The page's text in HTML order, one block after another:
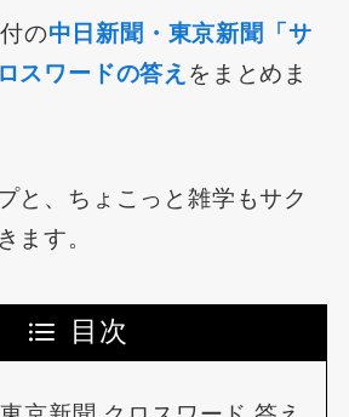
の中日新聞・東京新聞「サ
スワードの答え をまとめま
と、ちょこっと雑学もサク
ます。
目次